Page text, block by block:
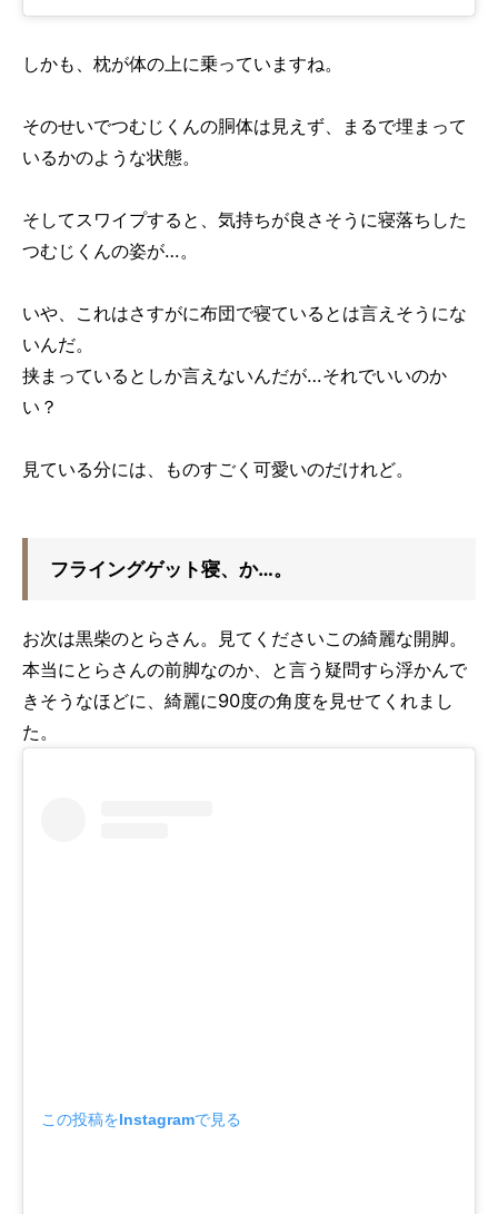
しかも、枕が体の上に乗っていますね。
そのせいでつむじくんの胴体は見えず、まるで埋まって
いるかのような状態。
そしてスワイプすると、気持ちが良さそうに寝落ちした
つむじくんの姿が…。
いや、これはさすがに布団で寝ているとは言えそうにな
いんだ。
挟まっているとしか言えないんだが…それでいいのか
い？
見ている分には、ものすごく可愛いのだけれど。
フライングゲット寝、か…。
お次は黒柴のとらさん。見てくださいこの綺麗な開脚。
本当にとらさんの前脚なのか、と言う疑問すら浮かんで
きそうなほどに、綺麗に90度の角度を見せてくれまし
た。
この投稿をInstagramで見る